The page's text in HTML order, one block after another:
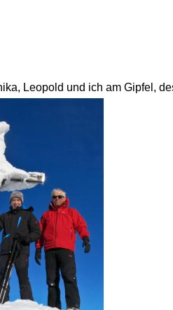
Leopold und ich am Gipfel,